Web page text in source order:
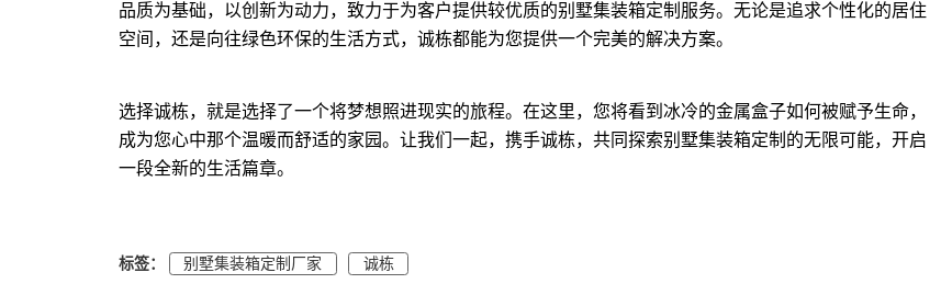
品质为基础，以创新为动力，致力于为客户提供较优质的别墅集装箱定制服务。无论是追求个性化的居住
空间，还是向往绿色环保的生活方式，诚栋都能为您提供一个完美的解决方案。
选择诚栋，就是选择了一个将梦想照进现实的旅程。在这里，您将看到冰冷的金属盒子如何被赋予生命，
成为您心中那个温暖而舒适的家园。让我们一起，携手诚栋，共同探索别墅集装箱定制的无限可能，开启
一段全新的生活篇章。
标签： 别墅集装箱定制厂家 诚栋